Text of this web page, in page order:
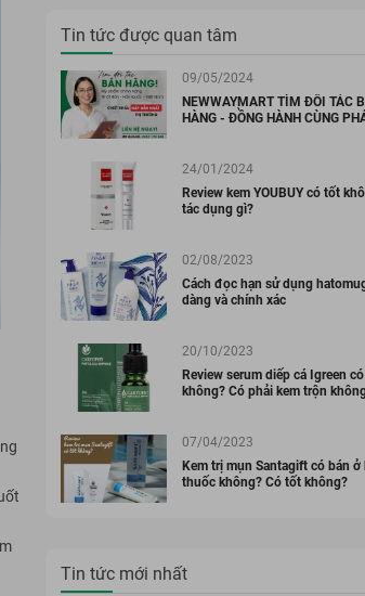
Tin tức được quan tâm
09/05/2024
NEWWAYMART TÌM ĐỐI TÁC
HÀNG - ĐỒNG HÀNH CÙNG
24/01/2024
Review kem YOUBUY có tốt
tác dụng gì?
02/08/2023
Cách đọc hạn sử dụng
dàng và chính xác
20/10/2023
Review serum diếp cá Igreen
không? Có phải kem trộn
07/04/2023
Kem trị mụn Santagift có bán ở
thuốc không? Có tốt không?
Tin tức mới nhất